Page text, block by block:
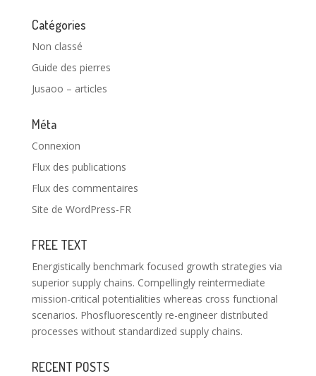
Catégories
Non classé
Guide des pierres
Jusaoo – articles
Méta
Connexion
Flux des publications
Flux des commentaires
Site de WordPress-FR
FREE TEXT
Energistically benchmark focused growth strategies via
superior supply chains. Compellingly reintermediate
mission-critical potentialities whereas cross functional
scenarios. Phosfluorescently re-engineer distributed
processes without standardized supply chains.
RECENT POSTS